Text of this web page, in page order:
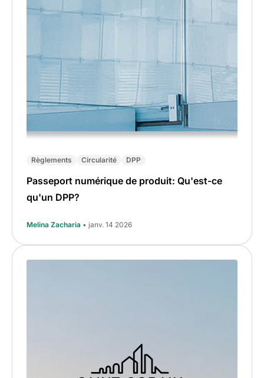
Règlements Circularité DPP
Passeport numérique de produit: Qu'est-ce
qu'un DPP?
Melina Zacharia • janv. 14 2026